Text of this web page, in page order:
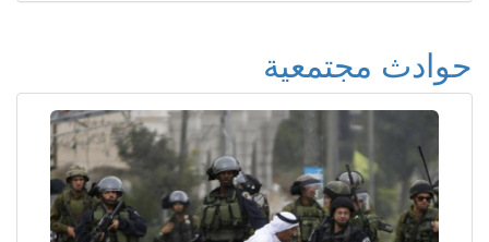
حوادث مجتمعية